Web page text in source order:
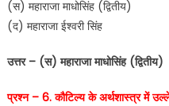
(स) महाराजा माधोसिंह (द्वितीय)
(द) महाराजा ईश्वरी सिंह
उत्तर – (स) महाराजा माधोसिंह (द्वितीय)
प्रश्न – 6. कौटिल्य के अर्थशास्त्र में